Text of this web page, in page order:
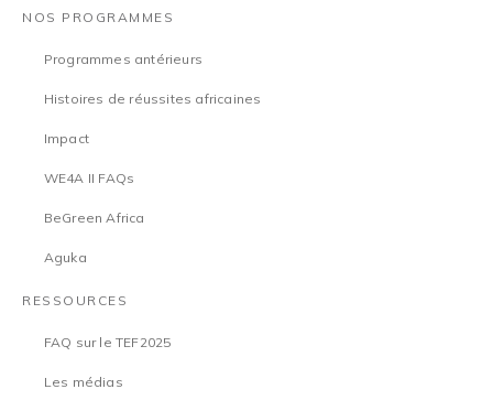
NOS PROGRAMMES
Programmes antérieurs
Histoires de réussites africaines
Impact
WE4A II FAQs
BeGreen Africa
Aguka
RESSOURCES
FAQ sur le TEF2025
Les médias